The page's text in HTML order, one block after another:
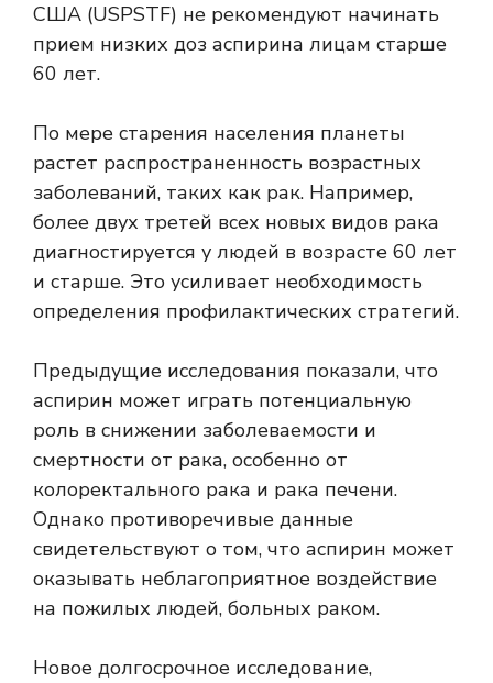
США (USPSTF) не рекомендуют начинать
прием низких доз аспирина лицам старше
60 лет.
По мере старения населения планеты
растет распространенность возрастных
заболеваний, таких как рак. Например,
более двух третей всех новых видов рака
диагностируется у людей в возрасте 60 лет
и старше. Это усиливает необходимость
определения профилактических стратегий.
Предыдущие исследования показали, что
аспирин может играть потенциальную
роль в снижении заболеваемости и
смертности от рака, особенно от
колоректального рака и рака печени.
Однако противоречивые данные
свидетельствуют о том, что аспирин может
оказывать неблагоприятное воздействие
на пожилых людей, больных раком.
Новое долгосрочное исследование,